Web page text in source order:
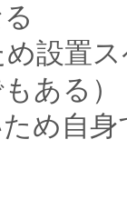
設置
ある）
ため自